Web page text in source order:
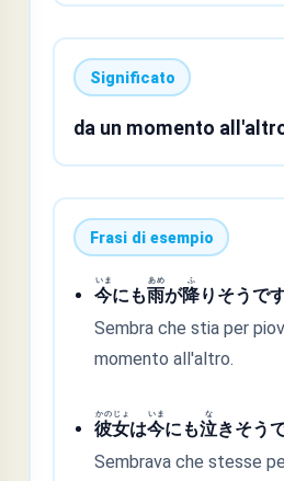
Significato
da un momento
Frasi di esempio
今
いま
にも雨
あめ
が降
ふ
りそうで
Sembra che stia per
momento all'altro.
彼
かの
女
じょ
は今
いま
にも泣
な
きそう
Sembrava che stesse